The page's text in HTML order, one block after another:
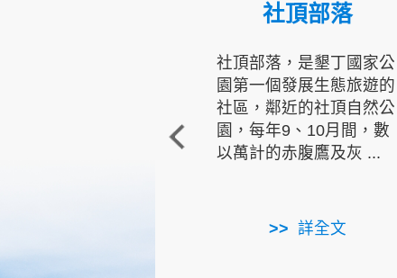
社頂部落
社頂部落，是墾丁國家公
園第一個發展生態旅遊的
社區，鄰近的社頂自然公
園，每年9、10月間，數
以萬計的赤腹鷹及灰 ...
詳全文